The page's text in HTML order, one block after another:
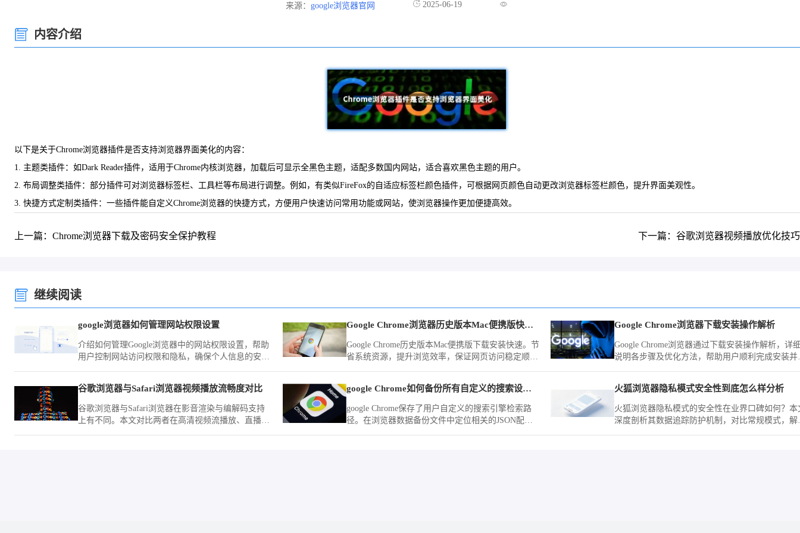
来源： google浏览器官网 2025-06-19
内容介绍
以下是关于Chrome浏览器插件是否支持浏览器界面美化的内容：
1. 主题类插件：如Dark Reader插件，适用于Chrome内核浏览器，加载后可显示全黑色主题，适配多数国内网站，适合喜欢黑色主题的用户。
2. 布局调整类插件：部分插件可对浏览器标签栏、工具栏等布局进行调整。例如，有类似FireFox的自适应标签栏颜色插件，可根据网页颜色自动更改浏览器标签栏颜色，提升界面美观性。
3. 快捷方式定制类插件：一些插件能自定义Chrome浏览器的快捷方式，方便用户快速访问常用功能或网站，使浏览器操作更加便捷高效。
上一篇：Chrome浏览器下载及密码安全保护教程 下一篇：谷歌浏览器视频播放优化技
继续阅读
google浏览器如何管理网站权限设置
介绍如何管理Google浏览器中的网站权限设置，帮助
用户控制网站访问权限和隐私，确保个人信息的安
Google Chrome浏览器历史版本Mac便携版快速下载安装方法
Google Chrome历史版本Mac便携版下载安装快速。节
省系统资源，提升浏览效率，保证网页访问稳定顺
Google Chrome浏览器下载安装操作解析
Google Chrome浏览器通过下载安装操作解析，详
说明各步骤及优化方法，帮助用户顺利完成安装并
谷歌浏览器与Safari浏览器视频播放流畅度对比
谷歌浏览器与Safari浏览器在影音渲染与编解码支持
上有不同。本文对比两者在高清视频流播放、直播画
google Chrome如何备份所有自定义的搜索设置项
google Chrome保存了用户自定义的搜索引擎检索路
径。在浏览器数据备份文件中定位相关的JSON配置
火狐浏览器隐私模式安全性到底怎么样分析
火狐浏览器隐私模式的安全性在业界口碑如何？本
深度剖析其数据追踪防护机制，对比常规模式，解